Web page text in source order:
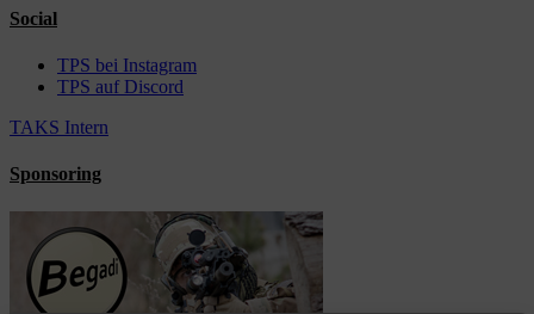
Social
TPS bei Instagram
TPS auf Discord
TAKS Intern
Sponsoring